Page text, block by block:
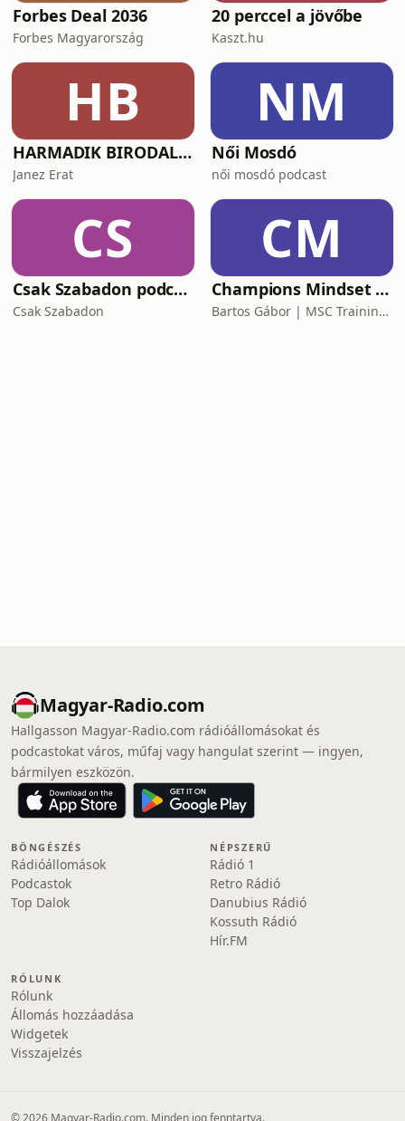
Forbes Deal 2036
Forbes Magyarország
20 perccel a jövőbe
Kaszt.hu
HB
HARMADIK BIRODALOM – a nemzetiszocializmus története
Janez Erat
NM
Női Mosdó
női mosdó podcast
CS
Csak Szabadon podcast
Csak Szabadon
CM
Champions Mindset Podcast
Bartos Gábor | MSC Training Group
Magyar-Radio.com
Hallgasson Magyar-Radio.com rádióállomásokat és
podcastokat város, műfaj vagy hangulat szerint — ingyen,
bármilyen eszközön.
BÖNGÉSZÉS
Rádióállomások
Podcastok
Top Dalok
NÉPSZERŰ
Rádió 1
Retro Rádió
Danubius Rádió
Kossuth Rádió
Hír.FM
RÓLUNK
Rólunk
Állomás hozzáadása
Widgetek
Visszajelzés
© 2026 Magyar-Radio.com. Minden jog fenntartva.